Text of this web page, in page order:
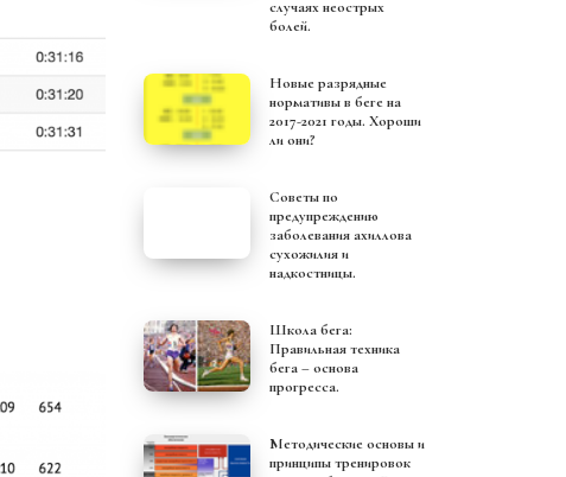
случаях неострых
болей.
Новые разрядные
нормативы в беге на
2017-2021 годы. Хороши
ли они?
Советы по
предупреждению
заболевания ахиллова
сухожилия и
надкостницы.
Школа бега:
Правильная техника
бега – основа
прогресса.
Методические основы и
принципы тренировок